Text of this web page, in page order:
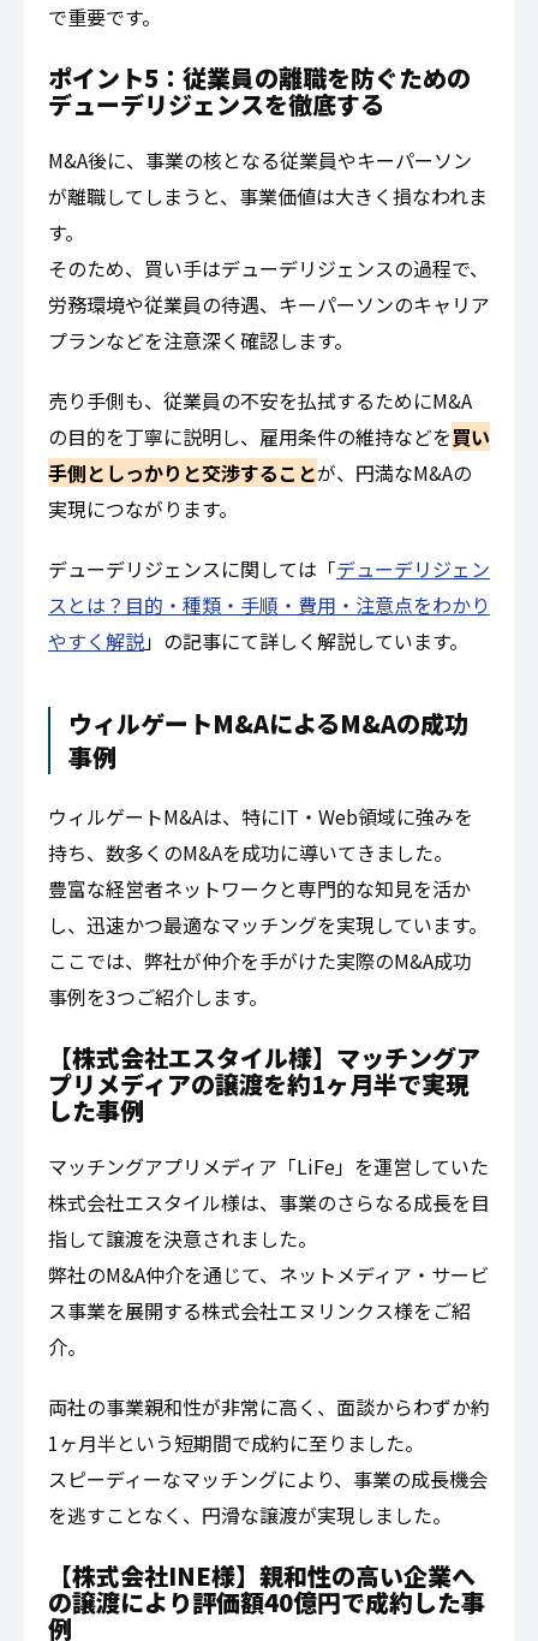
で重要です。
ポイント5：従業員の離職を防ぐための
デューデリジェンスを徹底する
M&A後に、事業の核となる従業員やキーパーソン
が離職してしまうと、事業価値は大きく損なわれま
す。
そのため、買い手はデューデリジェンスの過程で、
労務環境や従業員の待遇、キーパーソンのキャリア
プランなどを注意深く確認します。
売り手側も、従業員の不安を払拭するためにM&A
の目的を丁寧に説明し、雇用条件の維持などを買い
手側としっかりと交渉することが、円満なM&Aの
実現につながります。
デューデリジェンスに関しては「デューデリジェン
スとは？目的・種類・手順・費用・注意点をわかり
やすく解説」の記事にて詳しく解説しています。
ウィルゲートM&AによるM&Aの成功
事例
ウィルゲートM&Aは、特にIT・Web領域に強みを
持ち、数多くのM&Aを成功に導いてきました。
豊富な経営者ネットワークと専門的な知見を活か
し、迅速かつ最適なマッチングを実現しています。
ここでは、弊社が仲介を手がけた実際のM&A成功
事例を3つご紹介します。
【株式会社エスタイル様】マッチングア
プリメディアの譲渡を約1ヶ月半で実現
した事例
マッチングアプリメディア「LiFe」を運営していた
株式会社エスタイル様は、事業のさらなる成長を目
指して譲渡を決意されました。
弊社のM&A仲介を通じて、ネットメディア・サービ
ス事業を展開する株式会社エヌリンクス様をご紹
介。
両社の事業親和性が非常に高く、面談からわずか約
1ヶ月半という短期間で成約に至りました。
スピーディーなマッチングにより、事業の成長機会
を逃すことなく、円滑な譲渡が実現しました。
【株式会社INE様】親和性の高い企業へ
の譲渡により評価額40億円で成約した事
例